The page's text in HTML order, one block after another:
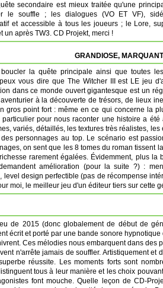
secondaire est mieux traitée qu'une
le souffle ; les dialogues (VO ET VF),
et accessible à tous les joueurs ; le Lore,
un après TW3. CD Projekt, merci !
GRANDIOSE,
la quête principale ainsi que toutes
vous dire que The Witcher III est LE jeu
dans ce monde ouvert gigantesque est un
à la découverte de trésors, de lieux
gros point fort : même en ce qui concerne la
pour nous raconter une histoire a été
variés, détaillés, les textures très réalistes, les
personnages au top. Le scénario est
on sent que les 8 tomes du roman tissent
rarement égalées. Évidemment, plus la
amélioration (pour la suite ?) :
design perfectible (pas de récompense
moi, le meilleur jeu d'un éditeur tiers sur cette
de 2015 (donc globalement de début de
écrit et porté par une bande sonore hypnotique
Ces mélodies nous embarquent dans des
n'arrête jamais de souffler. Artistiquement et
réussite. Les moments forts sont
tous à leur manière et les choix
font mouche. Quelle leçon de CD-